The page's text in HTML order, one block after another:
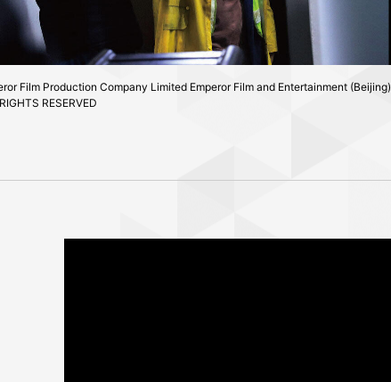
Film Production Company Limited Emperor Film and Entertainment (Beijing)
RESERVED